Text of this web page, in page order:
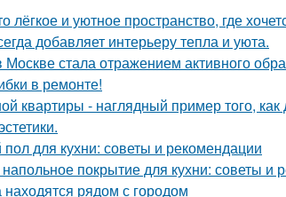
лёгкое и уютное пространство, где
добавляет интерьеру тепла и уюта.
Москве стала отражением активного
в ремонте!
квартиры - наглядный пример того,
для кухни: советы и рекомендации
покрытие для кухни: советы и
рядом с городом